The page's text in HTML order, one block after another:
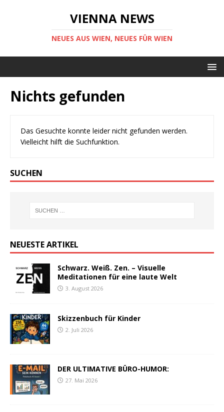
VIENNA NEWS
NEUES AUS WIEN, NEUES FÜR WIEN
Nichts gefunden
Das Gesuchte konnte leider nicht gefunden werden.
Vielleicht hilft die Suchfunktion.
SUCHEN
NEUESTE ARTIKEL
Schwarz. Weiß. Zen. – Visuelle
Meditationen für eine laute Welt
3. August 2026
Skizzenbuch für Kinder
2. Juli 2026
DER ULTIMATIVE BÜRO-HUMOR:
27. Mai 2026